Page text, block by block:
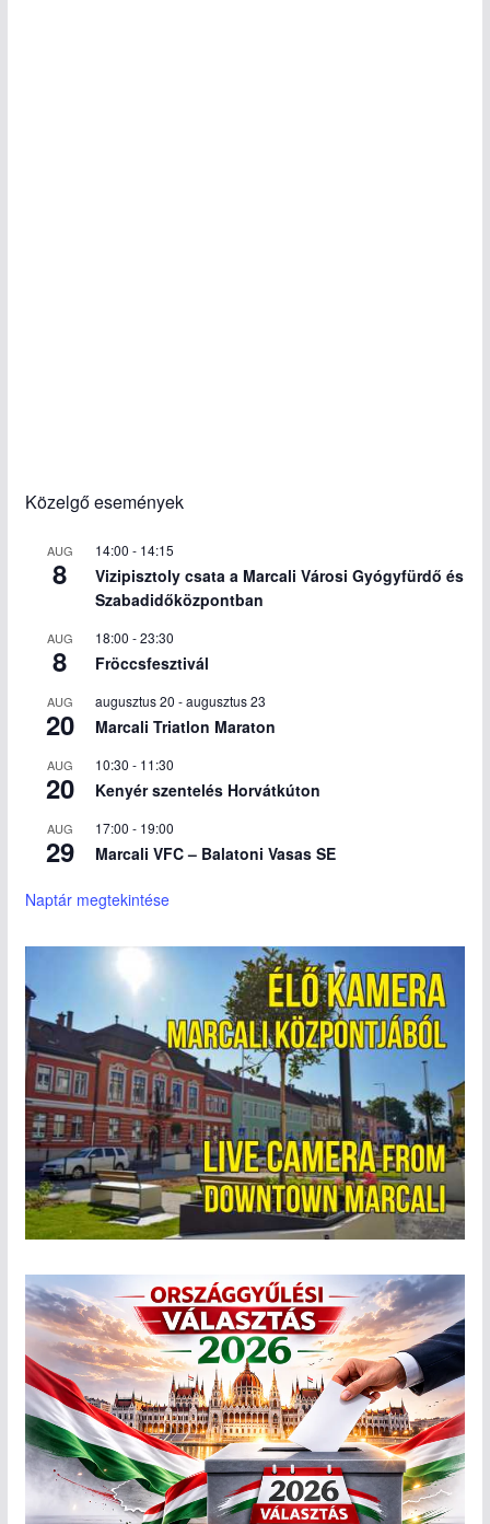
Közelgő események
AUG
8
14:00 - 14:15
Vizipisztoly csata a Marcali Városi Gyógyfürdő és
Szabadidőközpontban
AUG
8
18:00 -23:30
Fröccsfesztivál
AUG
20
augusztus 20 -augusztus 23
Marcali Triatlon Maraton
AUG
20
10:30 - 11:30
Kenyér szentelés Horvátkúton
AUG
29
17:00 - 19:00
Marcali VFC – Balatoni Vasas SE
Naptár megtekintése